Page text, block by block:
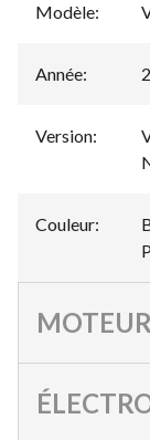
Modèle:
Année:
Version:
Couleur:
MOTEUR